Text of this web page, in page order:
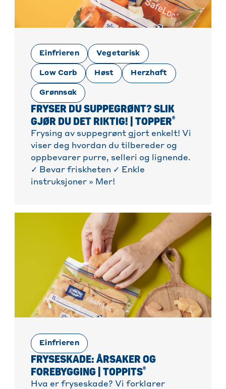
Einfrieren Vegetarisk
Low Carb Høst Herzhaft
Grønnsak
FRYSER DU SUPPEGRØNT? SLIK
GJØR DU DET RIKTIG! | TOPPER®
Frysing av suppegrønt gjort enkelt! Vi
viser deg hvordan du tilbereder og
oppbevarer purre, selleri og lignende.
✓ Bevar friskheten ✓ Enkle
instruksjoner » Mer!
Einfrieren
FRYSESKADE: ÅRSAKER OG
FOREBYGGING | TOPPITS®
Hva er fryseskade? Vi forklarer